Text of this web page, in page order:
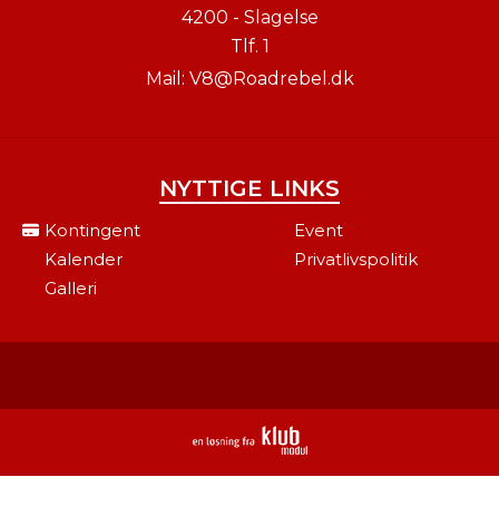
4200 - Slagelse
Tlf. 1
Mail: V8@Roadrebel.dk
NYTTIGE LINKS
Kontingent
Event
Kalender
Privatlivspolitik
Galleri